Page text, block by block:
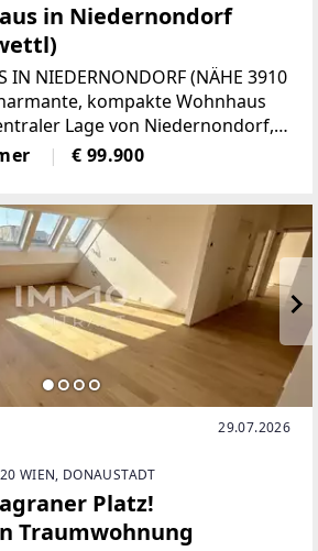
in Niedernondorf
IN NIEDERNONDORF (NÄHE 3910
kompakte Wohnhaus
Lage von Niedernondorf,
Zwettl entfernt. Danke seiner
es sich sowohl als Haupt-
€ 99.900
29.07.2026
WIEN, DONAUSTADT
Platz!
Traumwohnung